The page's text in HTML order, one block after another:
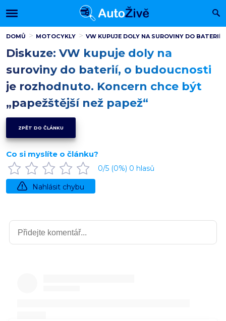
DOMŮ MOTOCYKLY VW KUPUJE DOLY NA SUROVINY DO
Diskuze: VW kupuje doly na
suroviny do baterií, o budoucnosti
je rozhodnuto. Koncern chce být
„papežštější než papež“
ZPĚT DO ČLÁNKU
Co si myslíte o článku?
0/5 (0%) 0 hlasů
Nahlásit chybu